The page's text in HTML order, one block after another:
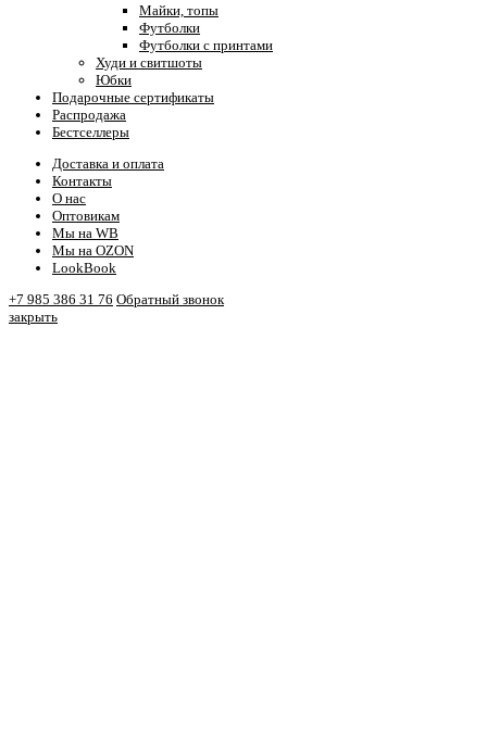
Майки, топы
Футболки
Футболки с принтами
Худи и свитшоты
Юбки
Подарочные сертификаты
Распродажа
Бестселлеры
Доставка и оплата
Контакты
О нас
Оптовикам
Мы на WB
Мы на OZON
LookBook
+7 985 386 31 76 Обратный звонок
закрыть